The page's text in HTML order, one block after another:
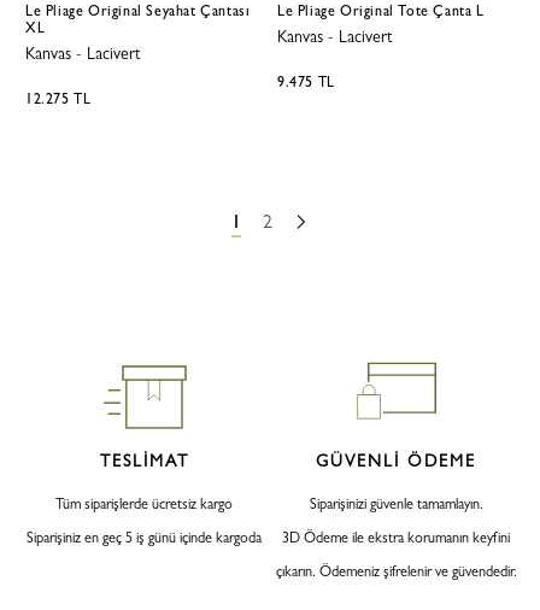
Le Pliage Original Seyahat Çantası
XL
Kanvas - Lacivert
12.275 TL
Le Pliage Original Tote Çanta L
Kanvas - Lacivert
9.475 TL
1 2
TESLİMAT
Tüm siparişlerde ücretsiz kargo
Siparişiniz en geç 5 iş günü içinde kargoda
GÜVENLİ ÖDEME
Siparişinizi güvenle tamamlayın.
3D Ödeme ile ekstra korumanın keyfini
çıkarın. Ödemeniz şifrelenir ve güvendedir.